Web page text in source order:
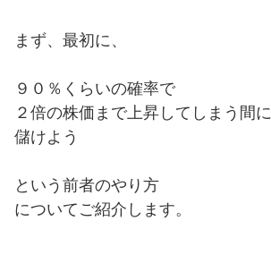
まず、最初に、
９０％くらいの確率で
２倍の株価まで上昇してしまう間に
儲けよう
という前者のやり方
についてご紹介します。